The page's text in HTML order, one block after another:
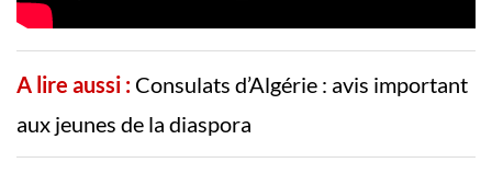
A lire aussi : Consulats d’Algérie : avis important
aux jeunes de la diaspora